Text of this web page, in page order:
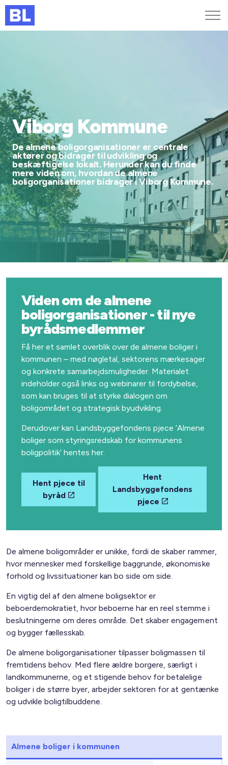
Kurser og arrangementer
Jobportalen
MitBL
Viborg Kommune
De almene boligorganisationer er centrale
aktører og bidrager til udvikling og
beskæftigelse lokalt. Herunder kan du finde
mere viden om, hvordan de almene
boligorganisationer bidrager i Viborg Kommune.
Viden om de almene
boligorganisationer - til nye
byrådsmedlemmer
Få her et samlet overblik over de almene boliger i
kommunen – med nøgletal, sektorens mærkesager
og konkrete samarbejdsmuligheder. Materialet
indeholder også links og webinarer til fordybelse,
som kan bruges til at styrke dialogen om
boligområdet og strategisk byudvikling.
Derudover kan Landsbyggefondens pjece ’Almene
boliger som styringsredskab for kommunens
boligpolitik’ hentes her.
Hent pjece til
byråd
Hent
Landsbyggefondens
pjece
De almene boligområder er unikke, fordi de skaber rammer,
hvor mennesker med forskellige baggrunde, økonomiske
forhold og livssituationer kan bo side om side.
En vigtig del af den almene boligsektor er
beboerdemokratiet, hvor beboerne har en reel stemme i
beslutningerne om deres område. Det skaber engagement
og bygger fællesskab.
De almene boligorganisationer tilpasser boligmassen til
fremtidens behov. Med flere ældre borgere, særligt i
landkommunerne, og et stigende behov for betalelige
boliger i de større byer, arbejder sektoren for at gentænke
og udvikle boligtilbuddene.
Almene boliger i kommunen